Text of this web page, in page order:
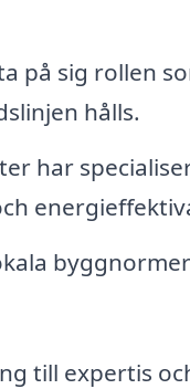
på sig rollen
hålls.
har
till expertis